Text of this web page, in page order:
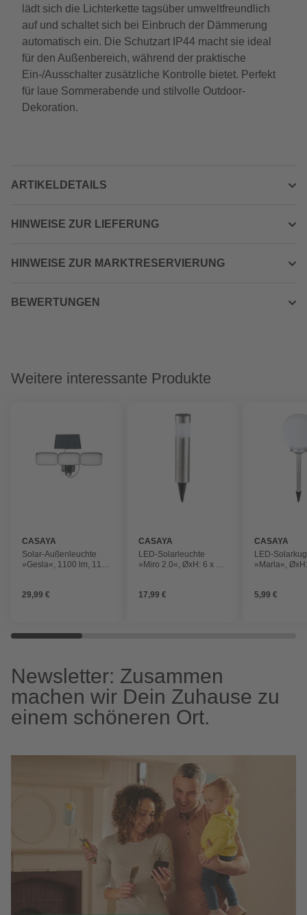
lädt sich die Lichterkette tagsüber umweltfreundlich
auf und schaltet sich bei Einbruch der Dämmerung
automatisch ein. Die Schutzart IP44 macht sie ideal
für den Außenbereich, während der praktische
Ein-/Ausschalter zusätzliche Kontrolle bietet. Perfekt
für laue Sommerabende und stilvolle Outdoor-
Dekoration.
ARTIKELDETAILS
HINWEISE ZUR LIEFERUNG
HINWEISE ZUR MARKTRESERVIERUNG
BEWERTUNGEN
Weitere interessante Produkte
CASAYA
Solar-Außenleuchte
»Gesla«, 1100 lm, 11
29,99 €
CASAYA
LED-Solarleuchte
»Miro 2.0«, ØxH: 6 x 38
silberfarben, 4er Set
17,99 €
CASAYA
LED-
»Marla«,
5,99 €
Newsletter: Zusammen
machen wir Dein Zuhause zu
einem schöneren Ort.